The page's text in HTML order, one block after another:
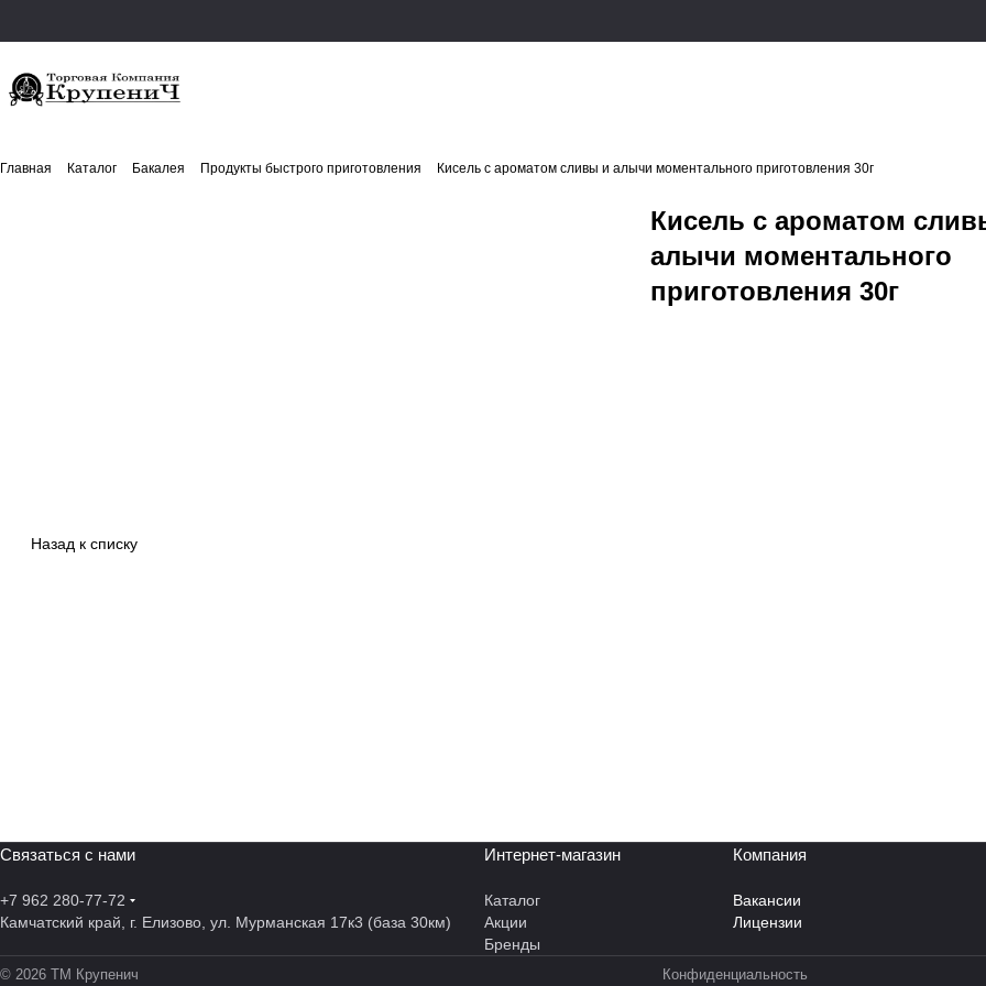
Главная Каталог Бакалея Продукты быстрого приготовления Кисель с ароматом сливы и алычи моментального приготовления 30г
Кисель с ароматом
алычи моментального
приготовления 30г
Назад к списку
Связаться с нами
+7 962 280-77-72
Камчатский край, г. Елизово, ул. Мурманская 17к3 (база 30км)
Интернет-магазин
Каталог
Акции
Бренды
Компания
Вакансии
Лицензии
© 2026 ТМ Крупенич Конфиденциальность